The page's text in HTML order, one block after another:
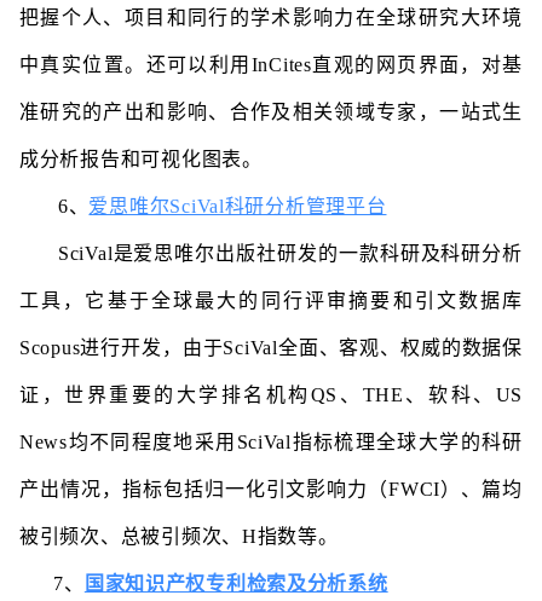
把握个人、项目和同行的学术影响力在全球研究大环境
中真实位置。还可以利用InCites直观的网页界面，对基
准研究的产出和影响、合作及相关领域专家，一站式生
成分析报告和可视化图表。
6、 爱思唯尔SciVal科研分析管理平台
SciVal是爱思唯尔出版社研发的一款科研及科研分析
工具，它基于全球最大的同行评审摘要和引文数据库
Scopus进行开发，由于SciVal全面、客观、权威的数据保
证，世界重要的大学排名机构QS、THE、软科、US
News均不同程度地采用SciVal指标梳理全球大学的科研
产出情况，指标包括归一化引文影响力（FWCI）、篇均
被引频次、总被引频次、H指数等。
7、 国家知识产权专利检索及分析系统